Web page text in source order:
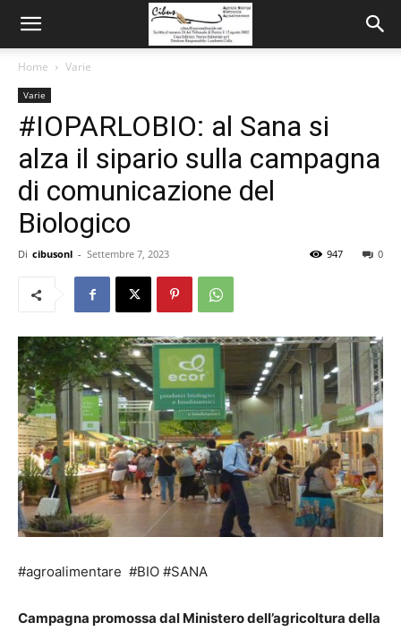
Home Varie
Varie
#IOPARLOBIO: al Sana si
alza il sipario sulla campagna
di comunicazione del
Biologico
Di cibusonl - Settembre 7, 2023 0
947
#agroalimentare #BIO #SANA
Campagna promossa dal Ministero dell’agricoltura della